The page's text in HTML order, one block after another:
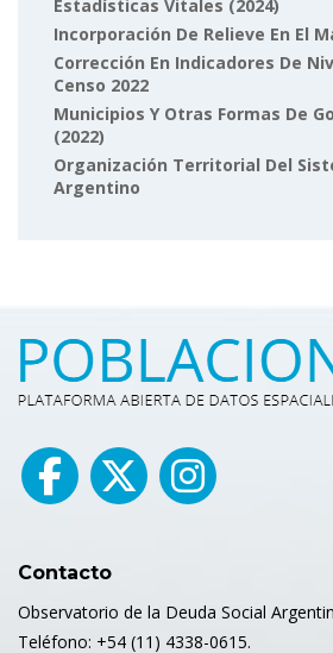
Estadísticas Vitales (2024)
Incorporación De Relieve En El
Corrección En Indicadores De
Censo 2022
Municipios Y Otras Formas De
(2022)
Organización Territorial Del
Argentino
Contacto
Observatorio de la Deuda Social
Teléfono: +54 (11) 4338-0615.